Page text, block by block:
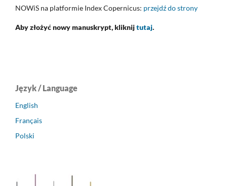
NOWiS na platformie Index Copernicus: przejdź do strony
Aby złożyć nowy manuskrypt, kliknijtutaj.
Język / Language
English
Français
Polski